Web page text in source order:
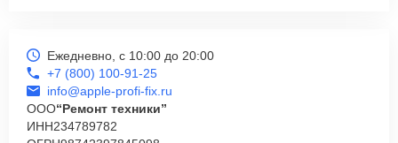
Ежедневно, с 10:00 до 20:00
+7 (800) 100-91-25
info@apple-profi-fix.ru
ООО“Ремонт техники”
ИНН234789782